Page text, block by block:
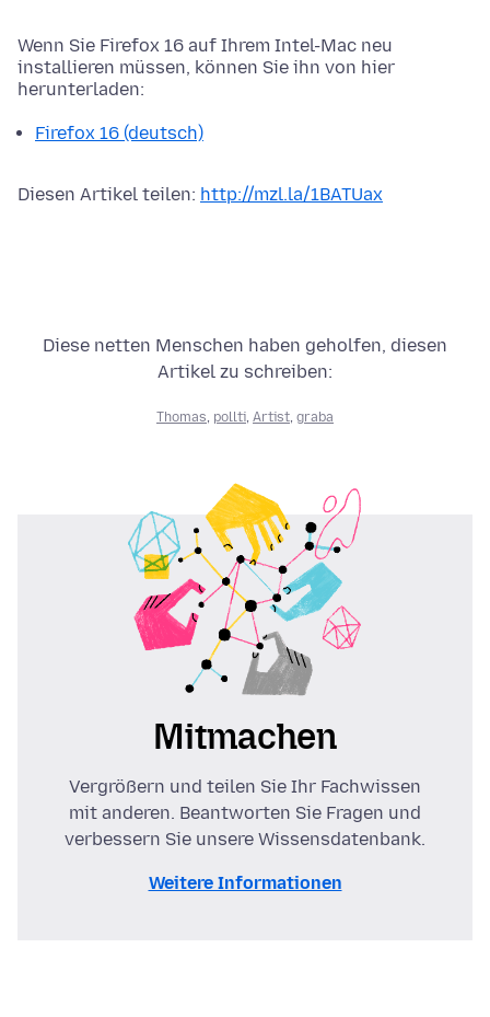
Wenn Sie Firefox 16 auf Ihrem Intel-Mac neu
installieren müssen, können Sie ihn von hier
herunterladen:
Firefox 16 (deutsch)
Diesen Artikel teilen: http://mzl.la/1BATUax
Diese netten Menschen haben geholfen, diesen
Artikel zu schreiben:
Thomas, pollti, Artist, graba
Mitmachen
Vergrößern und teilen Sie Ihr Fachwissen
mit anderen. Beantworten Sie Fragen und
verbessern Sie unsere Wissensdatenbank.
Weitere Informationen